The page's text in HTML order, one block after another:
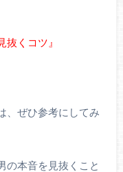
抜くコツ』
、ぜひ参考にしてみ
の本音を見抜くこと